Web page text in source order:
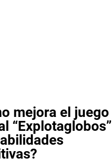
mejora el juego
“Explotaglobos”